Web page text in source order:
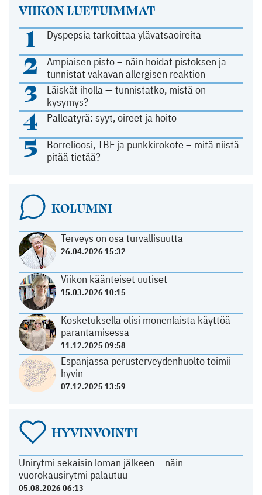
VIIKON LUETUIMMAT
1 Dyspepsia tarkoittaa ylävatsaoireita
2
Ampiaisen pisto – näin hoidat pistoksen ja
tunnistat vakavan allergisen reaktion
3
Läiskät iholla — tunnistatko, mistä on
kysymys?
4 Palleatyrä: syyt, oireet ja hoito
5
Borrelioosi, TBE ja punkkirokote – mitä niistä
pitää tietää?
KOLUMNI
Terveys on osa turvallisuutta
26.04.2026 15:32
Viikon käänteiset uutiset
15.03.2026 10:15
Kosketuksella olisi monenlaista käyttöä
parantamisessa
11.12.2025 09:58
Espanjassa perusterveydenhuolto toimii
hyvin
07.12.2025 13:59
HYVINVOINTI
Unirytmi sekaisin loman jälkeen – näin
vuorokausirytmi palautuu
05.08.2026 06:13